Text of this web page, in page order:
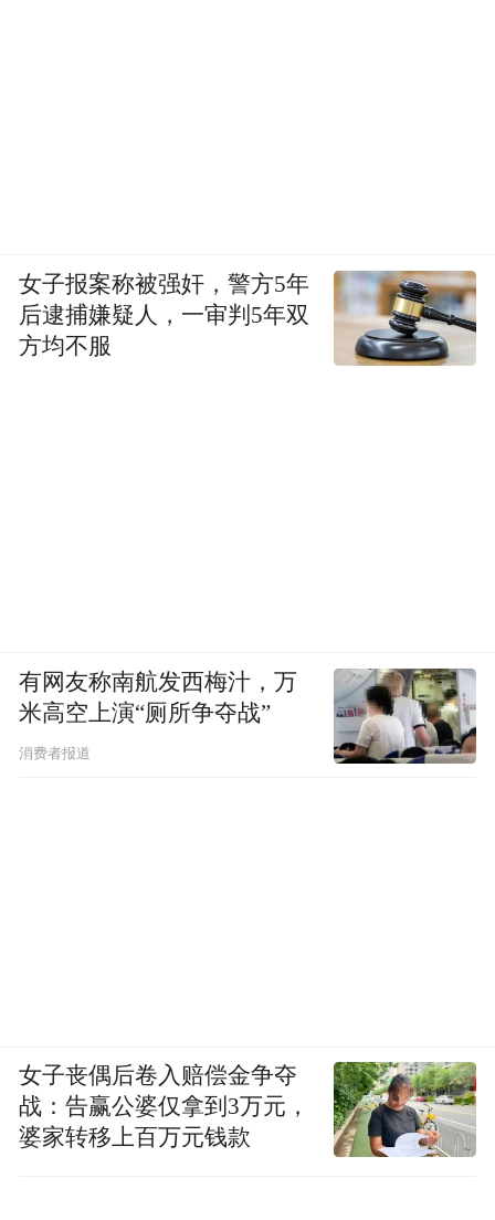
女子报案称被强奸，警方5年
后逮捕嫌疑人，一审判5年双
方均不服
有网友称南航发西梅汁，万
米高空上演“厕所争夺战”
消费者报道
女子丧偶后卷入赔偿金争夺
战：告赢公婆仅拿到3万元，
婆家转移上百万元钱款